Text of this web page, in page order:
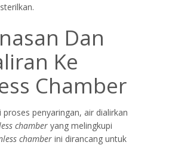
Dan
Ke
Chamber
proses penyaringan, air dialirkan
chamber yang melingkupi
chamber ini dirancang untuk